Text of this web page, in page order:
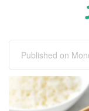
Published on